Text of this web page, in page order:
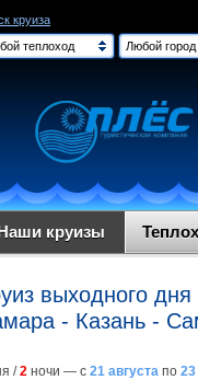
круиза
теплоход
Любой город
круизы
выходного
- Казань -
/2 ночи — с 21 августа по 23